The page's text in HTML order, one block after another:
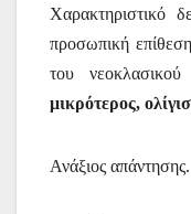
Χαρακτηριστικό
προσωπική
του
μικρότερος,
Ανάξιος απάντησης.